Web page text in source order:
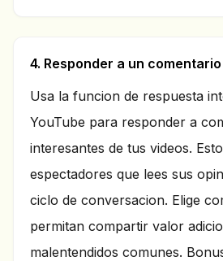
4. Responder a un comentario
Usa la funcion de respuesta
YouTube para responder a
interesantes de tus videos.
espectadores que lees sus
ciclo de conversacion. Elige
permitan compartir valor
malentendidos comunes.